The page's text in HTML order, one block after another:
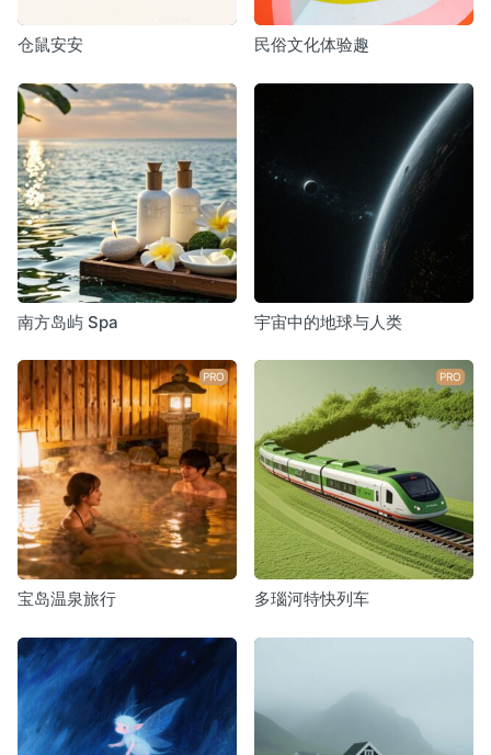
仓鼠安安 民俗文化体验趣
南方岛屿 Spa 宇宙中的地球与人类
PRO
宝岛温泉旅行
PRO
多瑙河特快列车